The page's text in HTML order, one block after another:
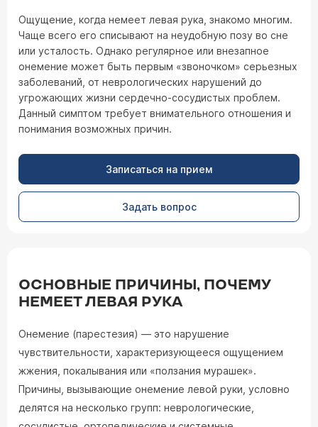
Ощущение, когда немеет левая рука, знакомо многим.
Чаще всего его списывают на неудобную позу во сне
или усталость. Однако регулярное или внезапное
онемение может быть первым «звоночком» серьезных
заболеваний, от неврологических нарушений до
угрожающих жизни сердечно-сосудистых проблем.
Данный симптом требует внимательного отношения и
понимания возможных причин.
Записаться на прием
Задать вопрос
ОСНОВНЫЕ ПРИЧИНЫ, ПОЧЕМУ
НЕМЕЕТ ЛЕВАЯ РУКА
Онемение (парестезия) — это нарушение
чувствительности, характеризующееся ощущением
жжения, покалывания или «ползания мурашек».
Причины, вызывающие онемение левой руки, условно
делятся на несколько групп: неврологические,